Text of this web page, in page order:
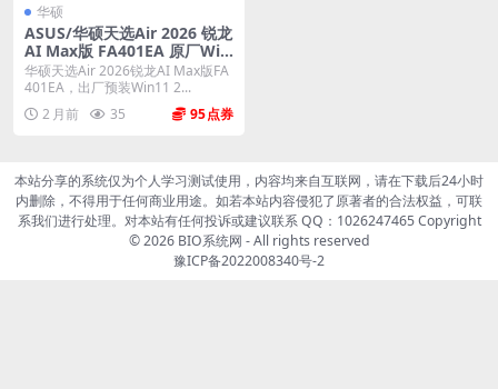
华硕
ASUS/华硕天选Air 2026 锐龙
AI Max版 FA401EA 原厂Win
11 25H2 专业工作站版系统
工厂文件 带ASUS Recovery
恢复
华硕天选Air 2026锐龙AI Max版FA
401EA，出厂预装Win11 2...
2 月前
35 95
本站分享的系统仅为个人学习测试使用，内容均来自互联网，请在下载后24小时
内删除，不得用于任何商业用途。如若本站内容侵犯了原著者的合法权益，可联
系我们进行处理。对本站有任何投诉或建议联系 QQ：1026247465 Copyright
© 2026 BIO系统网 - All rights reserved
豫ICP备2022008340号-2